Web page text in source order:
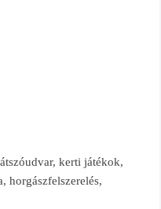
kerti játékok,
horgászfelszerelés,